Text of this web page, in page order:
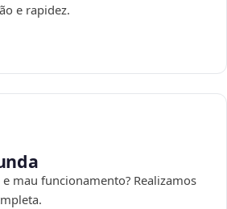
e rapidez.
mau funcionamento? Realizamos